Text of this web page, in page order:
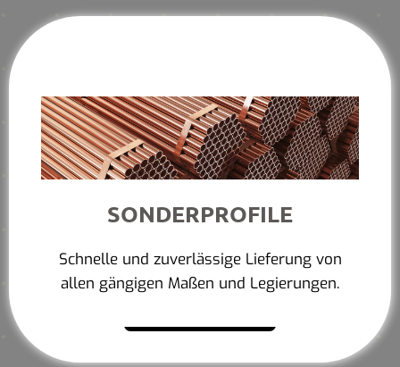
SONDERPROFILE
Schnelle und zuverlässige Lieferung von
allen gängigen Maßen und Legierungen.